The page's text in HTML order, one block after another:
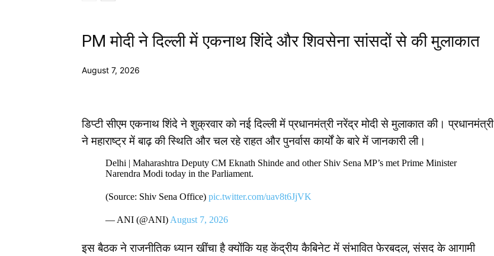
PM मोदी ने दिल्ली में एकनाथ शिंदे और शिवसेना सांसदों से की मुलाकात
August 7, 2026
डिप्टी सीएम एकनाथ शिंदे ने शुक्रवार को नई दिल्ली में प्रधानमंत्री नरेंद्र मोदी से मुलाकात की। प्रधानमंत्री
ने महाराष्ट्र में बाढ़ की स्थिति और चल रहे राहत और पुनर्वास कार्यों के बारे में जानकारी ली।
Delhi | Maharashtra Deputy CM Eknath Shinde and other Shiv Sena MP’s met Prime Minister
Narendra Modi today in the Parliament.
(Source: Shiv Sena Office) pic.twitter.com/uav8t6JjVK
— ANI (@ANI) August 7, 2026
इस बैठक ने राजनीतिक ध्यान खींचा है क्योंकि यह केंद्रीय कैबिनेट में संभावित फेरबदल, संसद के आगामी